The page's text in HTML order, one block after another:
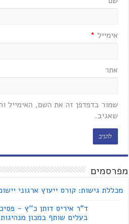
אימייל *
אתר
שמור בדפדפן זה את השם, האימייל
שאגיב.
מפרסמים
מכללת גישות: קורס ייעוץ ארגוני
ד"ר איריס דותן כ''ץ -
בעלים שותף במכון